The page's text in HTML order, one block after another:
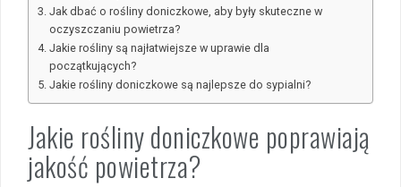
Jak dbać o rośliny doniczkowe, aby były skuteczne w
oczyszczaniu powietrza?
Jakie rośliny są najłatwiejsze w uprawie dla
początkujących?
Jakie rośliny doniczkowe są najlepsze do sypialni?
Jakie rośliny doniczkowe poprawiają
jakość powietrza?